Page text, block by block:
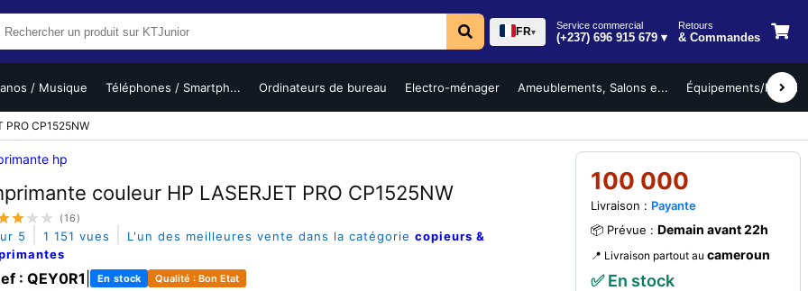
FR▾
Service commercial
(+237) 696 915 679 ▾
Retours
& Commandes
/ Musique Téléphones / Smartph... Ordinateurs de bureau Electro-ménager Ameublements, Salons e... Équipements/
PRO CP1525NW
hp
couleur HP LASERJET PRO CP1525NW
(16)
5 1 151 vues L'un des meilleures vente dans la catégorie copieurs &
: QEY0R1 En stock Qualité : Bon Etat
100 000
Livraison : Payante
📦 Prévue : Demain avant 22h
📍 Livraison partout au cameroun
✅ En stock